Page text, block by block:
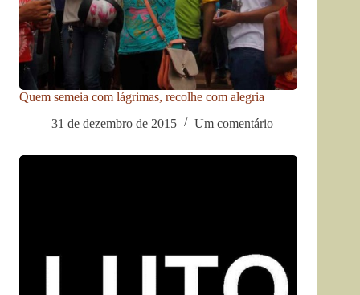
Quem semeia com lágrimas, recolhe com alegria
31 de dezembro de 2015
Um comentário